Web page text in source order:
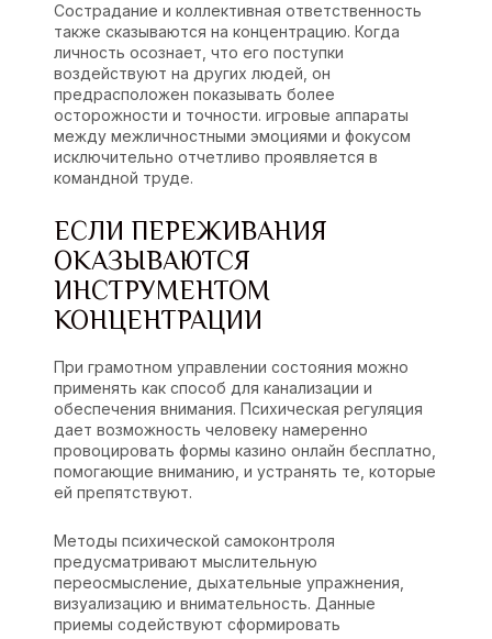
Сострадание и коллективная ответственность
также сказываются на концентрацию. Когда
личность осознает, что его поступки
воздействуют на других людей, он
предрасположен показывать более
осторожности и точности. игровые аппараты
между межличностными эмоциями и фокусом
исключительно отчетливо проявляется в
командной труде.
ЕСЛИ ПЕРЕЖИВАНИЯ
ОКАЗЫВАЮТСЯ
ИНСТРУМЕНТОМ
КОНЦЕНТРАЦИИ
При грамотном управлении состояния можно
применять как способ для канализации и
обеспечения внимания. Психическая регуляция
дает возможность человеку намеренно
провоцировать формы казино онлайн бесплатно,
помогающие вниманию, и устранять те, которые
ей препятствуют.
Методы психической самоконтроля
предусматривают мыслительную
переосмысление, дыхательные упражнения,
визуализацию и внимательность. Данные
приемы содействуют сформировать